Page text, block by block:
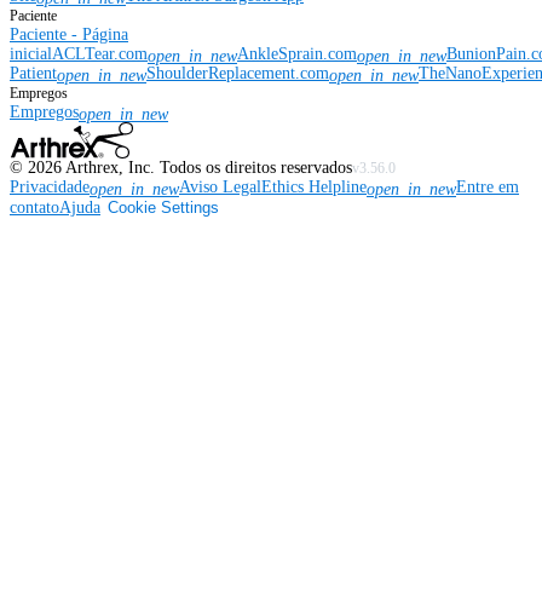
Paciente
Paciente - Página
inicial ACLTear.comopen_in_newAnkleSprain.comopen_in_new
Patientopen_in_newShoulderReplacement.comopen_in_new
Empregos
Empregosopen_in_new
© 2026 Arthrex, Inc. Todos os direitos reservadosv3.56.0
Privacidadeopen_in_newAviso LegalEthics Helplineopen_in_newEntre em
contatoAjuda Cookie Settings